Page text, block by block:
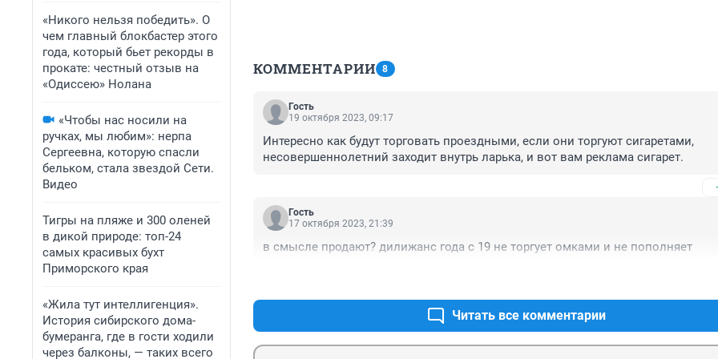
«Никого нельзя победить». О
чем главный блокбастер этого
года, который бьет рекорды в
прокате: честный отзыв на
«Одиссею» Нолана
«Чтобы нас носили на
ручках, мы любим»: нерпа
Сергеевна, которую спасли
бельком, стала звездой Сети.
Видео
Тигры на пляже и 300 оленей
в дикой природе: топ-24
самых красивых бухт
Приморского края
«Жила тут интеллигенция».
История сибирского дома-
бумеранга, где в гости ходили
через балконы, — таких всего
КОММЕНТАРИИ 8
Гость
19 октября 2023, 09:17
Интересно как будут торговать проездными, если они торгуют сигаретами,
несовершеннолетний заходит внутрь ларька, и вот вам реклама сигарет.
Гость
17 октября 2023, 21:39
в смысле продают? дилижанс года с 19 не торгует омками и не пополняет
Читать все комментарии